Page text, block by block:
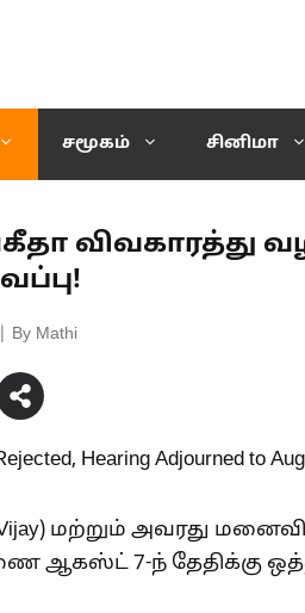
சமூகம் சினிமா
விவகாரத்து
| By Mathi
Vijay) மற்றும் அவரது
ஆகஸ்ட் 7-ந் தேதிக்கு